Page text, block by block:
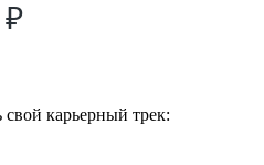
₽
карьерный трек: